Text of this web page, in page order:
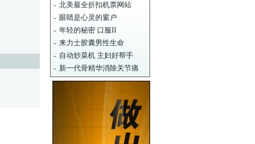
- 北美最全折扣机票网站
- 眼睛是心灵的窗户
- 年轻的秘密 口服II
- 来力士胶囊男性生命
- 自动炒菜机 主妇好帮手
- 新一代骨精华消除关节痛